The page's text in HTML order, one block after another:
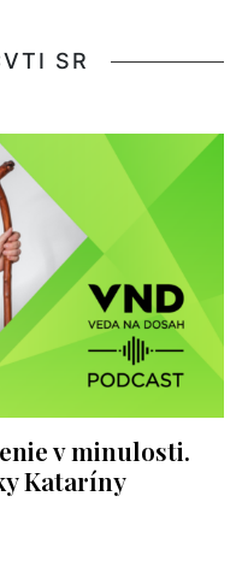
SR
v minulosti.
Kataríny